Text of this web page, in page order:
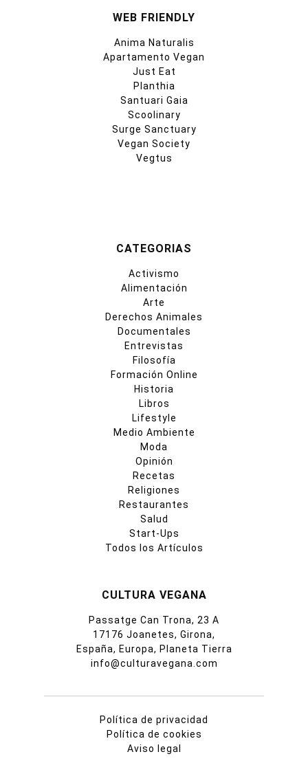
WEB FRIENDLY
Anima Naturalis
Apartamento Vegan
Just Eat
Planthia
Santuari Gaia
Scoolinary
Surge Sanctuary
Vegan Society
Vegtus
CATEGORIAS
Activismo
Alimentación
Arte
Derechos Animales
Documentales
Entrevistas
Filosofía
Formación Online
Historia
Libros
Lifestyle
Medio Ambiente
Moda
Opinión
Recetas
Religiones
Restaurantes
Salud
Start-Ups
Todos los Artículos
CULTURA VEGANA
Passatge Can Trona, 23 A
17176 Joanetes, Girona,
España, Europa, Planeta Tierra
info@culturavegana.com
Política de privacidad
Política de cookies
Aviso legal